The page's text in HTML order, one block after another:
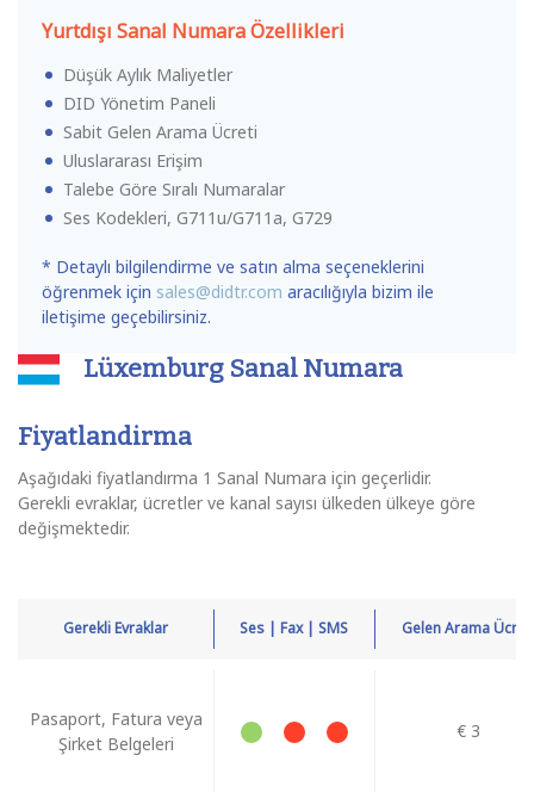
Yurtdışı Sanal Numara Özellikleri
Düşük Aylık Maliyetler
DID Yönetim Paneli
Sabit Gelen Arama Ücreti
Uluslararası Erişim
Talebe Göre Sıralı Numaralar
Ses Kodekleri, G711u/G711a, G729
* Detaylı bilgilendirme ve satın alma seçeneklerini
öğrenmek için sales@didtr.com aracılığıyla bizim ile
iletişime geçebilirsiniz.
Lüxemburg Sanal Numara
Fiyatlandirma
Aşağıdaki fiyatlandırma 1 Sanal Numara için geçerlidir.
Gerekli evraklar, ücretler ve kanal sayısı ülkeden ülkeye göre
değişmektedir.
Gerekli Evraklar Ses | Fax | SMS Gelen Arama Ücreti
Pasaport, Fatura veya
Şirket Belgeleri
€ 3